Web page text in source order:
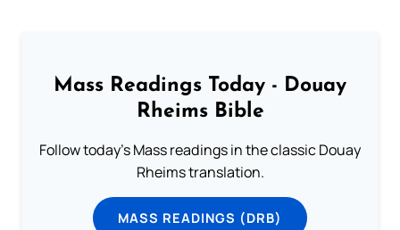
Mass Readings Today - Douay
Rheims Bible
Follow today's Mass readings in the classic Douay
Rheims translation.
MASS READINGS (DRB)